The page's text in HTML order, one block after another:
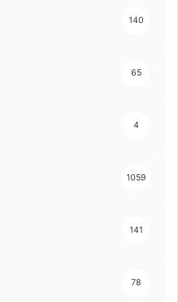
140
65
4
1059
141
78